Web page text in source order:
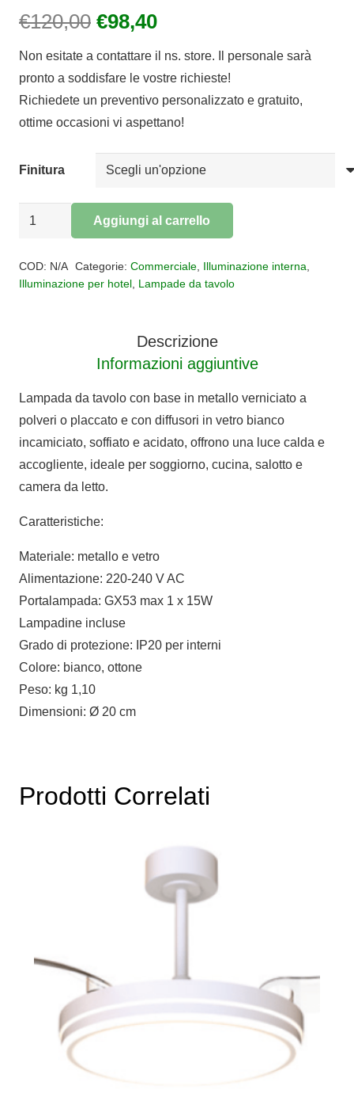
€120,00 Il
originale
era:
€120,00.
€98,40Il
attuale
è:
€98,40.
Non esitate a contattare il ns. store. Il personale sarà
pronto a soddisfare le vostre richieste!
Richiedete un preventivo personalizzato e gratuito,
ottime occasioni vi aspettano!
Finitura
Lampada
NINFEA
Aggiungi al carrello
COD: N/A Categorie: Commerciale, Illuminazione interna
Illuminazione per hotel Lampade da tavolo
Descrizione
Informazioni aggiuntive
Lampada da tavolo con base in metallo verniciato a
polveri o placcato e con diffusori in vetro bianco
incamiciato, soffiato e acidato, offrono una luce calda e
accogliente, ideale per soggiorno, cucina, salotto e
camera da letto.
Caratteristiche:
Materiale: metallo e vetro
Alimentazione: 220-240 V AC
Portalampada: GX53 max 1 x 15W
Lampadine incluse
Grado di protezione: IP20 per interni
Colore: bianco, ottone
Peso: kg 1,10
Dimensioni: Ø 20 cm
Prodotti Correlati